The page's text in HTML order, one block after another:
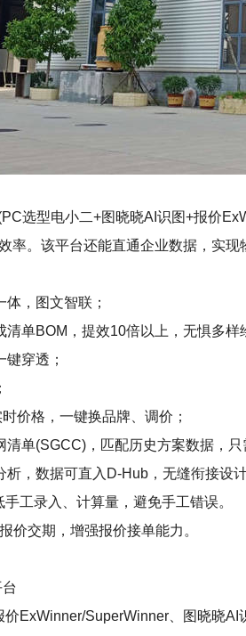
选型电小二+图晓晓AI识图+报价
率。该平台还能直通企业数据，实现
，图文智联；
清单BOM，提效10倍以上，无惧多
穿透；
价格，一键换品牌、调价；
清单(SGCC)，匹配历史方案数据，只
析，数据可直入D-Hub，无缝衔接设计
工录入、计算量，避免手工错误。
价交期，增强报价接单能力。
价ExWinner/SuperWinner、图晓晓